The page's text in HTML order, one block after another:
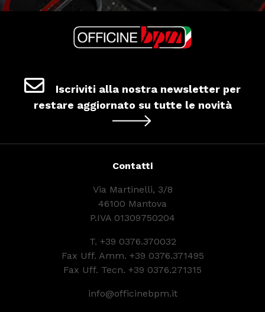
Iscriviti alla nostra newsletter per
restare aggiornato su tutte le novità
Contatti
Via Martinelli, 3/8
46100 Mantova
P.IVA 01309750204
T. +39 0376.370032
Fax Uff. Amm. +39 0376.371495
Fax Uff. Tecn. +39 0376.271315
info@officinebpm.it